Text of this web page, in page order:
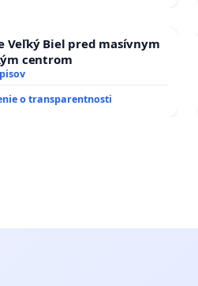
Veľký Biel pred masívnym
centrom
o transparentnosti